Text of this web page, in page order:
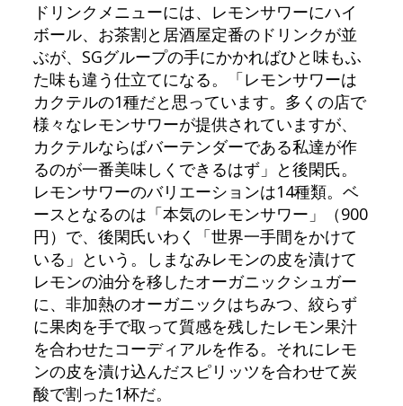
ドリンクメニューには、レモンサワーにハイ
ボール、お茶割と居酒屋定番のドリンクが並
ぶが、SGグループの手にかかればひと味もふ
た味も違う仕立てになる。「レモンサワーは
カクテルの1種だと思っています。多くの店で
様々なレモンサワーが提供されていますが、
カクテルならばバーテンダーである私達が作
るのが一番美味しくできるはず」と後閑氏。
レモンサワーのバリエーションは14種類。ベ
ースとなるのは「本気のレモンサワー」（900
円）で、後閑氏いわく「世界一手間をかけて
いる」という。しまなみレモンの皮を漬けて
レモンの油分を移したオーガニックシュガー
に、非加熱のオーガニックはちみつ、絞らず
に果肉を手で取って質感を残したレモン果汁
を合わせたコーディアルを作る。それにレモ
ンの皮を漬け込んだスピリッツを合わせて炭
酸で割った1杯だ。